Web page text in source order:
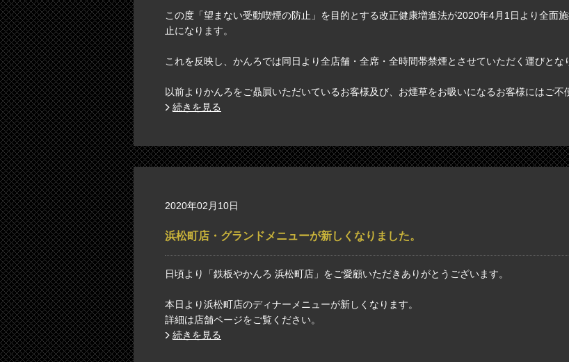
この度「望まない受動喫煙の防止」を目的とする改正健康増進法が2020年4月1日より全面
止になります。
これを反映し、かんろでは同日より全店舗・全席・全時間帯禁煙とさせていただく運びとな
以前よりかんろをご贔屓いただいているお客様及び、お煙草をお吸いになるお客様にはご不
続きを見る
2020年02月10日
浜松町店・グランドメニューが新しくなりました。
日頃より「鉄板やかんろ 浜松町店」をご愛顧いただきありがとうございます。
本日より浜松町店のディナーメニューが新しくなります。
詳細は店舗ページをご覧ください。
続きを見る